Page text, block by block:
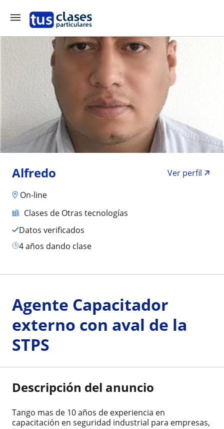
Alfredo
Ver perfil
On-line
Clases de Otras tecnologías
Datos verificados
4 años dando clase
Agente Capacitador
externo con aval de la
STPS
Descripción del anuncio
Tango mas de 10 años de experiencia en
capacitación en seguridad industrial para empresas,